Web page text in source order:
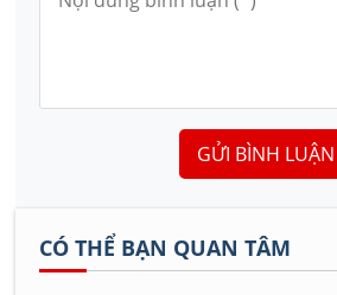
GỬI BÌNH LUẬN
CÓ THỂ BẠN QUAN TÂM